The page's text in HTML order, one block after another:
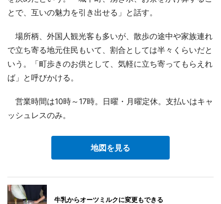
とで、互いの魅力を引き出せる」と話す。
場所柄、外国人観光客も多いが、散歩の途中や家族連れ
で立ち寄る地元住民もいて、割合としては半々くらいだと
いう。「町歩きのお供として、気軽に立ち寄ってもらえれ
ば」と呼びかける。
営業時間は10時～17時。日曜・月曜定休。支払いはキャ
ッシュレスのみ。
地図を見る
牛乳からオーツミルクに変更もできる